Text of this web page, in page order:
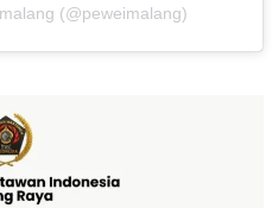
(@peweimalang)